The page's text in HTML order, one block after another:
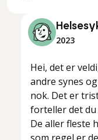
2023
Hei, det er
andre synes
nok. Det er
forteller det
De aller fleste